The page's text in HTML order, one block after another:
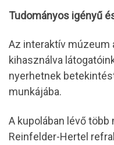
Tudományos igényű
Az interaktív múzeum
kihasználva
nyerhetnek
munkájába.
A kupolában lévő
Reinfelder-Hertel